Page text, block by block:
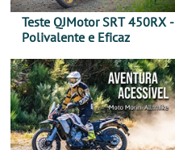
Teste QJMotor SRT 450RX -
Polivalente e Eficaz